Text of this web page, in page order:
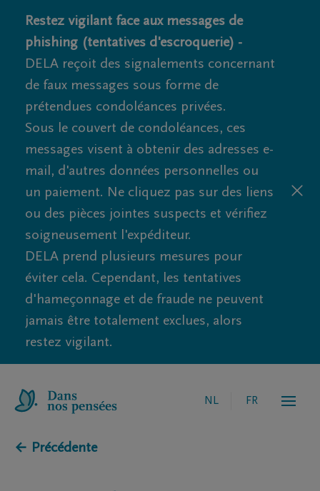
Restez vigilant face aux messages de
phishing (tentatives d'escroquerie) -
DELA reçoit des signalements concernant
de faux messages sous forme de
prétendues condoléances privées.
Sous le couvert de condoléances, ces
messages visent à obtenir des adresses e-
mail, d'autres données personnelles ou
un paiement. Ne cliquez pas sur des liens
ou des pièces jointes suspects et vérifiez
soigneusement l'expéditeur.
DELA prend plusieurs mesures pour
éviter cela. Cependant, les tentatives
d'hameçonnage et de fraude ne peuvent
jamais être totalement exclues, alors
restez vigilant.
NL FR
← Précédente